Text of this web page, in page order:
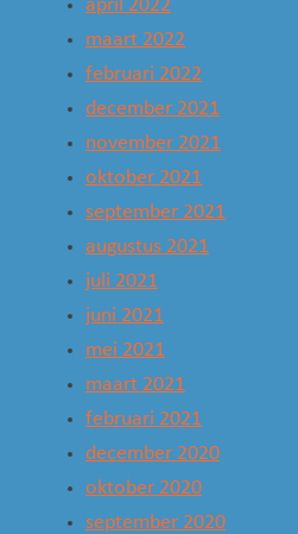
april 2022
maart 2022
februari 2022
december 2021
november 2021
oktober 2021
september 2021
augustus 2021
juli 2021
juni 2021
mei 2021
maart 2021
februari 2021
december 2020
oktober 2020
september 2020